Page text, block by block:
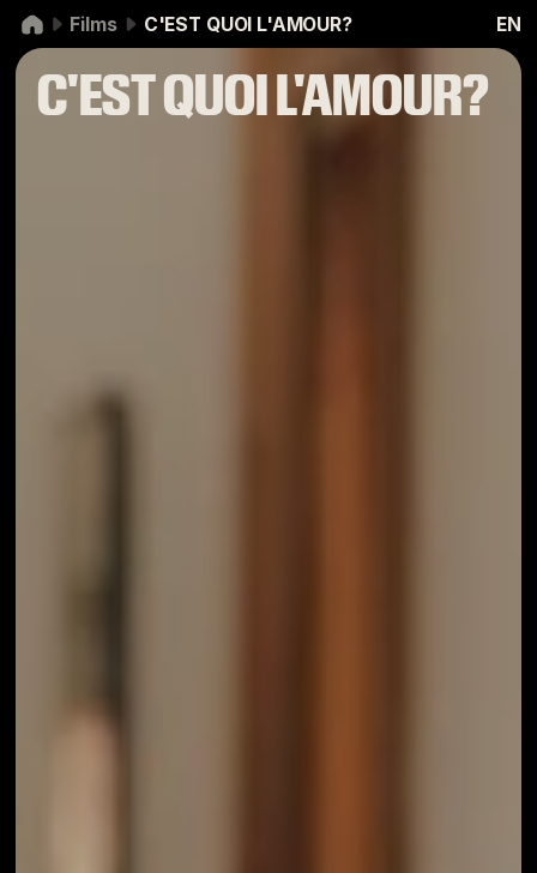
Aller à la navigation
Aller au contenu
Films C'EST QUOI L'AMOUR? EN
C'EST QUOI L'AMOUR?